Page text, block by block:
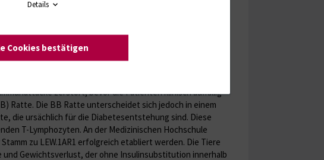
Zellen zu charakterisieren.
– ein Modell des Typ 1 Diabetes
Sie erlauben eine detaillierte Untersuchung der
des Zeitverlaufes nicht an diabetischen Patienten
zerstört, bevor die Patienten klinisch auffällig
Ratte. Die BB Ratte unterscheidet sich jedoch in einem
die ursächlich für die Diabetesentstehung sind. Diese
T-Lymphozyten. An der Medizinischen Hochschule
zu LEW.1AR1 erfolgreich etabliert werden. Die Tiere
Gewichtsverlust, der ohne Insulinsubstitution innerhalb
Details
Cookies bestätigen